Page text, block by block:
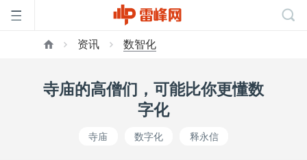
资讯 数智化
寺庙的高僧们，可能比你更懂数
字化
寺庙 数字化 释永信